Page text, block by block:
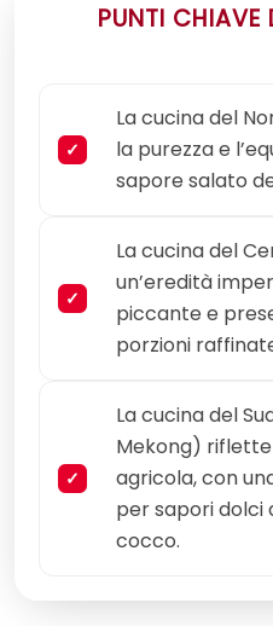
PUNTI CHIAVE
La cucina del
la purezza e
sapore salato
La cucina del
un’eredità
piccante e
porzioni
La cucina del
Mekong)
agricola, con
per sapori dolci
cocco.